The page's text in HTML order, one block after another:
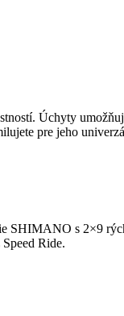
Úchyty
pre jeho
SHIMANO s 2×9
Ride.